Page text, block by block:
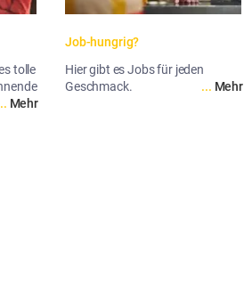
tolle
Mehr
Job-hungrig?
Hier gibt es Jobs für jeden
Geschmack.
... Mehr